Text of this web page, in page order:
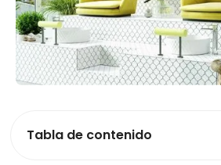
Tabla de contenido